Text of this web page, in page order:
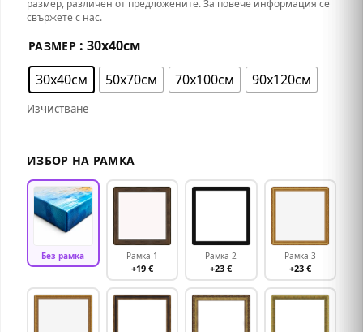
размер, различен от предложените. За повече информация се
свържете с нас.
РАЗМЕР : 30х40см
30х40см
50х70см 70х100см 90х120см
Изчистване
ИЗБОР НА РАМКА
Без рамка Рамка 1
+19 €
Рамка 2
+23 €
Рамка 3
+23 €